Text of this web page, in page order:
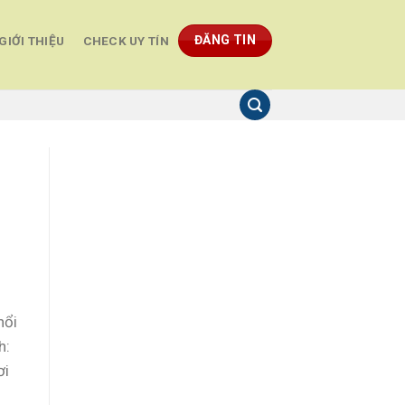
GIỚI THIỆU CHECK UY TÍN ĐĂNG TIN